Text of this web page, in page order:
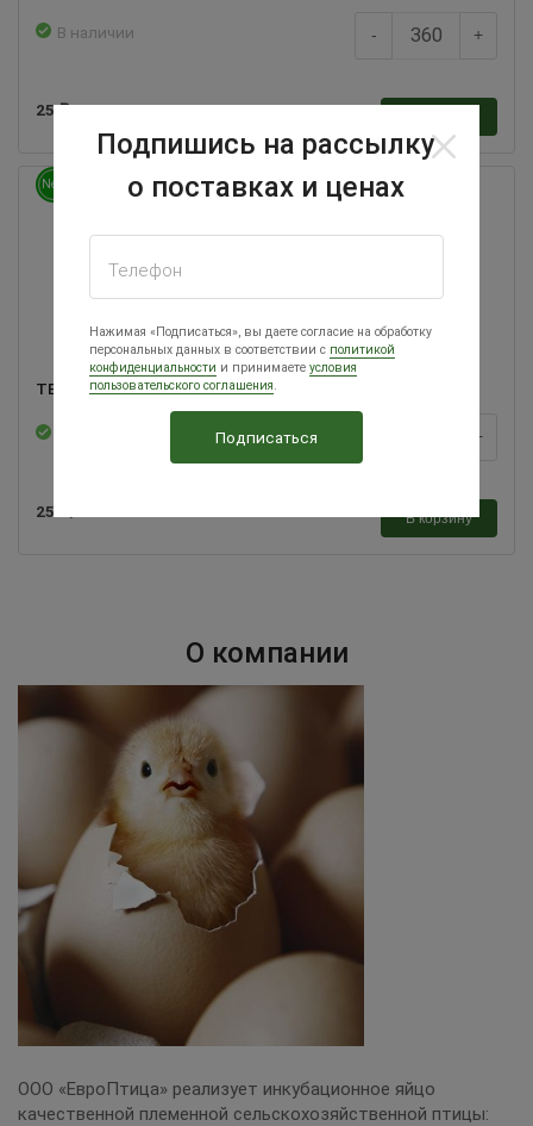
В наличии - +
25 /шт
New
ТЕТРА Кантри (TETRA COUNTRY) Венгрия
+
25 В корзину
О компании
ООО «ЕвроПтица» реализует инкубационное яйцо
качественной племенной сельскохозяйственной птицы:
Подпишись на рассылку
о поставках и ценах
Телефон
Нажимая «Подписаться», вы даете согласие на обработку
персональных данных в соответствии с политикой
конфиденциальности и принимаете условия
пользовательского соглашения.